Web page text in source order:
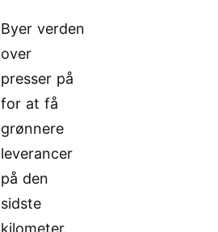
Byer verden
over
presser på
for at få
grønnere
leverancer
på den
sidste
kilometer.